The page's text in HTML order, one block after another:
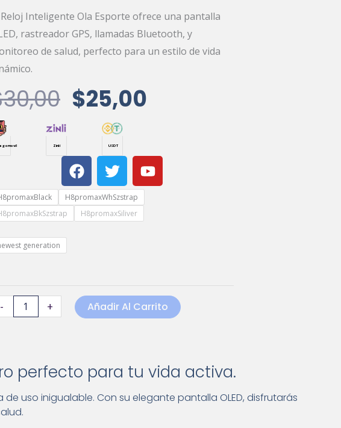
Reloj Inteligente Ola Esporte ofrece una pantalla
rastreador GPS, llamadas Bluetooth, y
de salud, perfecto para un estilo de vida
30,00 Original
Price
Was:
$30,00.
$25,00Current
$25,00.
Zinli USDT
F
a
c
e
b
T
w
i
t
t
Y
o
u
H8promaxWhSzstrap
H8promaxSiliver
generation
- + Añadir Al Carrito
perfecto para tu vida activa.
uso inigualable. Con su elegante pantalla OLED, disfrutarás